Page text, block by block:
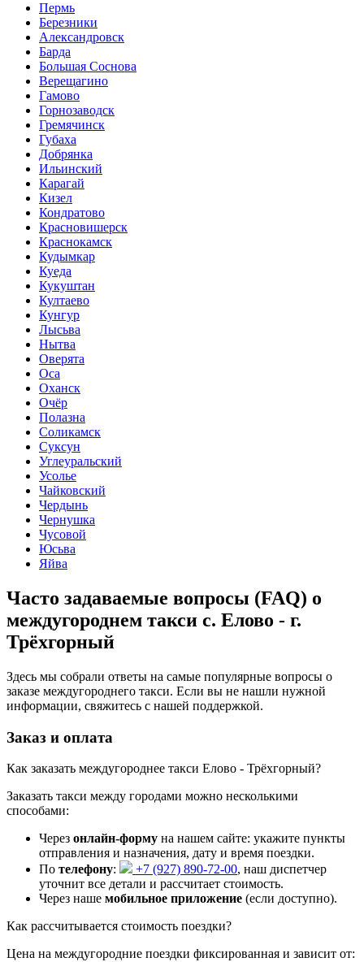
Пермь
Березники
Александровск
Барда
Большая Соснова
Верещагино
Гамово
Горнозаводск
Гремячинск
Губаха
Добрянка
Ильинский
Карагай
Кизел
Кондратово
Красновишерск
Краснокамск
Кудымкар
Куеда
Кукуштан
Култаево
Кунгур
Лысьва
Нытва
Оверята
Оса
Оханск
Очёр
Полазна
Соликамск
Суксун
Углеуральский
Усолье
Чайковский
Чердынь
Чернушка
Чусовой
Юсьва
Яйва
Часто задаваемые вопросы (FAQ) о
междугороднем такси с. Елово - г.
Трёхгорный
Здесь мы собрали ответы на самые популярные вопросы о
заказе междугороднего такси. Если вы не нашли нужной
информации, свяжитесь с нашей поддержкой.
Заказ и оплата
Как заказать междугороднее такси Елово - Трёхгорный?
Заказать такси между городами можно несколькими
способами:
Через онлайн-форму на нашем сайте: укажите пункты
отправления и назначения, дату и время поездки.
По телефону: +7 (927) 890-72-00, наш диспетчер
уточнит все детали и рассчитает стоимость.
Через наше мобильное приложение (если доступно).
Как рассчитывается стоимость поездки?
Цена на междугородние поездки фиксированная и зависит от: